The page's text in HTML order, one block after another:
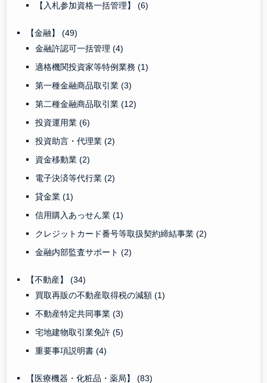
【入札参加資格一括管理】(6)
【金融】(49)
金融許認可一括管理(4)
適格機関投資家等特例業務(1)
第一種金融商品取引業(3)
第二種金融商品取引業(12)
投資運用業(6)
投資助言・代理業(2)
資金移動業(2)
電子決済等代行業(2)
貸金業(1)
信用購入あっせん業(1)
クレジットカード番号等取扱契約締結事業(2)
金融内部監査サポート(2)
【不動産】(34)
買取再販の不動産取得税の減額(1)
不動産特定共同事業(3)
宅地建物取引業免許(5)
重要事項説明書(4)
【医療機器・化粧品・薬局】(83)